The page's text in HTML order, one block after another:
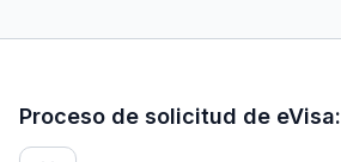
Proceso de solicitud de eVisa: